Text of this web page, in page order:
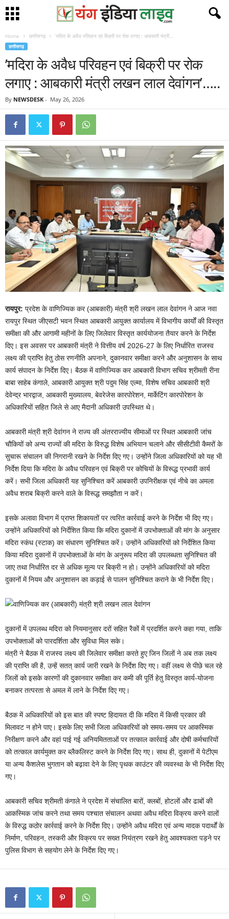
Home छत्तीसगढ़ ’मदिरा के अवैध परिवहन एवं बिक्री पर रोक लगाए : आबकारी मंत्री...
छत्तीसगढ़
’मदिरा के अवैध परिवहन एवं बिक्री पर रोक
लगाए : आबकारी मंत्री लखन लाल देवांगन’…..
By NEWSDESK - May 26, 2026
रायपुर: प्रदेश के वाणिज्यिक कर (आबकारी) मंत्री श्री लखन लाल देवांगन ने आज नवा
रायपुर स्थित जीएसटी भवन स्थित आबकारी आयुक्त कार्यालय में विभागीय कार्यों की विस्तृत
समीक्षा की और आगामी महीनों के लिए जिलेवार विस्तृत कार्ययोजना तैयार करने के निर्देश
दिए। इस अवसर पर आबकारी मंत्री ने वित्तीय वर्ष 2026-27 के लिए निर्धारित राजस्व
लक्ष्य की प्राप्ति हेतु ठोस रणनीति अपनाने, दुकानवार समीक्षा करने और अनुशासन के साथ
कार्य संपादन के निर्देश दिए। बैठक में वाणिज्यिक कर आबकारी विभाग सचिव श्रीमती रीना
बाबा साहेब कंगाले, आबकारी आयुक्त श्री पदुम सिंह एल्मा, विशेष सचिव आबकारी श्री
देवेन्द्र भारद्वाज, आबकारी मुख्यालय, बेवरेजेस कारपोरेशन, मार्केटिंग कारपोरेशन के
अधिकारियों सहित जिले से आए मैदानी अधिकारी उपस्थित थे।
आबकारी मंत्री श्री देवांगन ने राज्य की अंतरराज्यीय सीमाओं पर स्थित आबकारी जांच
चौकियों को अन्य राज्यों की मदिरा के विरुद्ध विशेष अभियान चलाने और सीसीटीवी कैमरों के
सुचारू संचालन की निगरानी रखने के निर्देश दिए गए। उन्होंने जिला अधिकारियों को यह भी
निर्देश दिया कि मदिरा के अवैध परिवहन एवं बिक्री पर कोचियों के विरूद्ध प्रभावी कार्य
करें। सभी जिला अधिकारी यह सुनिश्चित करें आबकारी उपनिरीक्षक एवं नीचे का अमला
अवैध शराब बिक्री करने वाले के विरूद्ध समझौता न करें।
इसके अलावा विभाग में प्राप्त शिकायतों पर त्वरित कार्रवाई करने के निर्देश भी दिए गए।
उन्होंने अधिकारियों को निर्देशित किया कि मदिरा दुकानों में उपभोक्ताओं की मांग के अनुसार
मदिरा स्कंध (स्टाक) का संधारण सुनिश्चित करें। उन्होंने अधिकारियों को निर्देशित किया
किया मदिरा दुकानों में उपभोक्ताओं के मांग के अनुरूप मदिरा की उपलब्धता सुनिश्चित की
जाए तथा निर्धारित दर से अधिक मूल्य पर बिक्री न हो। उन्होंने अधिकारियों को मदिरा
दुकानों में नियम और अनुशासन का कड़ाई से पालन सुनिश्चित कराने के भी निर्देश दिए।
दुकानों में उपलब्ध मदिरा को नियमानुसार दरों सहित रैकों में प्रदर्शित करने कहा गया, ताकि
उपभोक्ताओं को पारदर्शिता और सुविधा मिल सके।
मंत्री ने बैठक में राजस्व लक्ष्य की जिलेवार समीक्षा करते हुए जिन जिलों ने अब तक लक्ष्य
की प्राप्ति की है, उन्हें सतत् कार्य जारी रखने के निर्देश दिए गए। वहीं लक्ष्य से पीछे चल रहे
जिलों को इसके कारणों की दुकानवार समीक्षा कर कमी की पूर्ति हेतु विस्तृत कार्य-योजना
बनाकर तत्परता से अमल में लाने के निर्देश दिए गए।
बैठक में अधिकारियों को इस बात की स्पष्ट हिदायत दी कि मदिरा में किसी प्रकार की
मिलावट न होने पाए। इसके लिए सभी जिला अधिकारियों को समय-समय पर आकस्मिक
निरीक्षण करने और वहां पाई गई अनियमितताओं पर तत्काल कार्रवाई और दोषी कर्मचारियों
को तत्काल कार्यमुक्त कर ब्लैकलिस्ट करने के निर्देश दिए गए। साथ ही, दुकानों में पेटीएम
या अन्य कैशलेस भुगतान को बढ़ावा देने के लिए पृथक काउंटर की व्यवस्था के भी निर्देश दिए
गए।
आबकारी सचिव श्रीमती कंगाले ने प्रदेश में संचालित बारों, क्लबों, होटलों और ढाबों की
आकस्मिक जांच करने तथा समय पश्चात संचालन अथवा अवैध मदिरा विक्रय करने वालों
के विरुद्ध कठोर कार्रवाई करने के निर्देश दिए। उन्होंने अवैध मदिरा एवं अन्य मादक पदार्थों के
निर्माण, परिवहन, तस्करी और विक्रय पर सख्त नियंत्रण रखने हेतु आवश्यकता पड़ने पर
पुलिस विभाग से सहयोग लेने के निर्देश दिए गए।